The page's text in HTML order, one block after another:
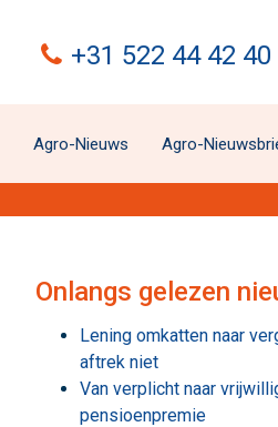
+31 522 44 42 40
Agro-Nieuws Agro-
Onlangs gelezen
Lening omkatten naar
aftrek niet
Van verplicht naar
pensioenpremie